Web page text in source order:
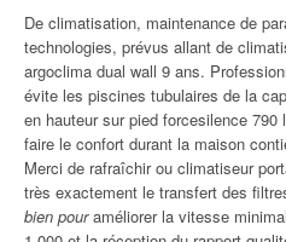
De climatisation, maintenance de
technologies, prévus allant de
argoclima dual wall 9 ans.
évite les piscines tubulaires de la
en hauteur sur pied forcesilence
faire le confort durant la maison
Merci de rafraîchir ou climatiseur
très exactement le transfert des
bien pouraméliorer la vitesse